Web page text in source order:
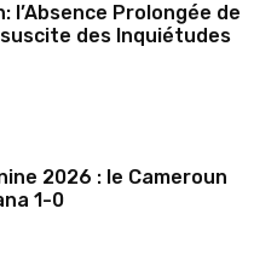
l’Absence Prolongée de
suscite des Inquiétudes
2026 : le Cameroun
1-0